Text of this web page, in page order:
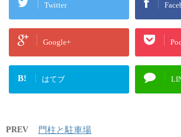
Twitter
Google+
B! はてブ
PREV 門柱と駐車場